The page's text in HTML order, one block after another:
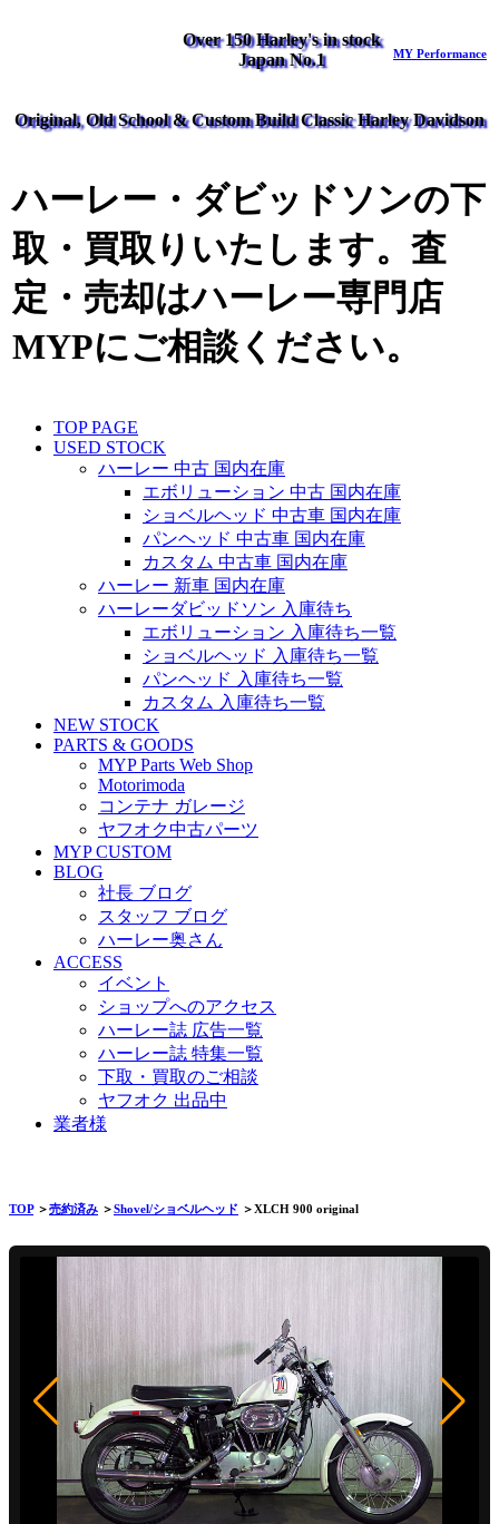
Over 150 Harley's in stock
Japan No.1
MY Performance
Original, Old School & Custom Build Classic Harley Davidson
ハーレー・ダビッドソンの下
取・買取りいたします。査
定・売却はハーレー専門店
MYPにご相談ください。
TOP PAGE
USED STOCK
ハーレー 中古 国内在庫
エボリューション 中古 国内在庫
ショベルヘッド 中古車 国内在庫
パンヘッド 中古車 国内在庫
カスタム 中古車 国内在庫
ハーレー 新車 国内在庫
ハーレーダビッドソン 入庫待ち
エボリューション 入庫待ち一覧
ショベルヘッド 入庫待ち一覧
パンヘッド 入庫待ち一覧
カスタム 入庫待ち一覧
NEW STOCK
PARTS & GOODS
MYP Parts Web Shop
Motorimoda
コンテナ ガレージ
ヤフオク中古パーツ
MYP CUSTOM
BLOG
社長 ブログ
スタッフ ブログ
ハーレー奥さん
ACCESS
イベント
ショップへのアクセス
ハーレー誌 広告一覧
ハーレー誌 特集一覧
下取・買取のご相談
ヤフオク 出品中
業者様
TOP＞売約済み ＞Shovel/ショベルヘッド ＞XLCH 900 original